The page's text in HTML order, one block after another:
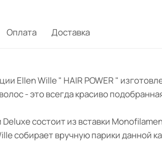
Оплата Доставка
Ellen Wille " HAIR POWER "
- это всегда красиво
состоит из вставки
собирает вручную парики данной